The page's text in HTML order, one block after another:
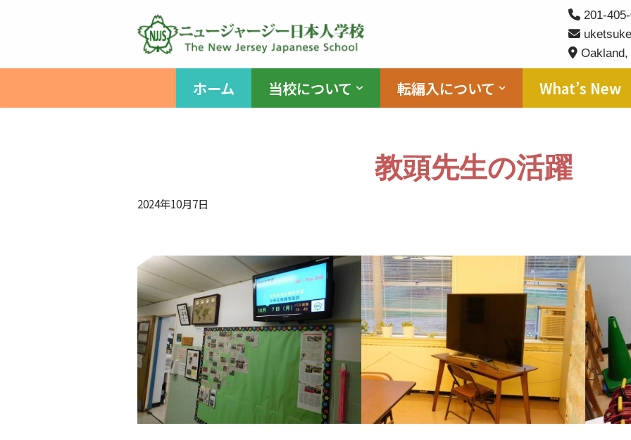
201-
Oakland,
ホーム 当校について 転編入について What’s New
教頭先生の活躍
2024年10月7日